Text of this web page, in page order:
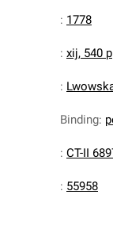
: 1778
: xij, 540
:
Binding:
: CT-II
: 55958